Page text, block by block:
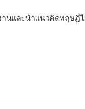
นและนำแนวคิดทฤษฎี